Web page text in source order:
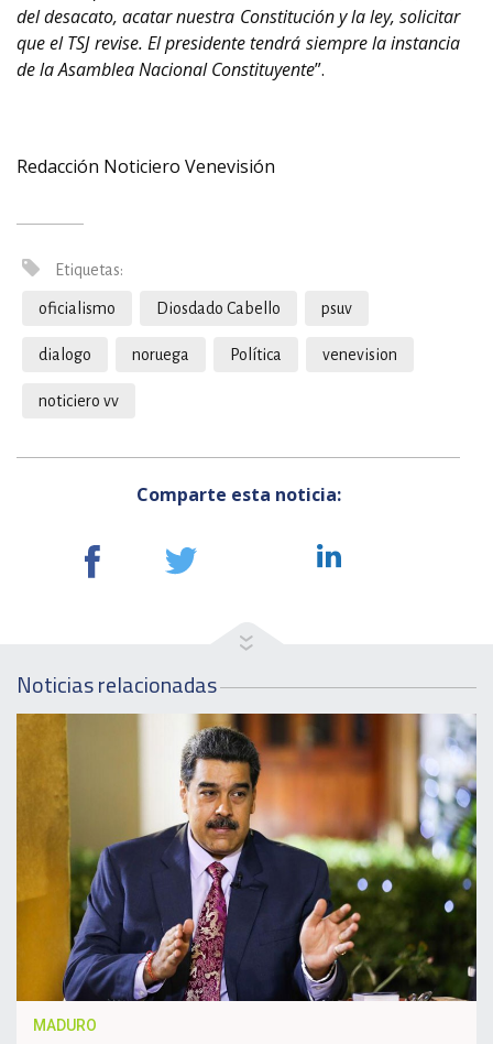
del desacato, acatar nuestra Constitución y la ley, solicitar
que el TSJ revise. El presidente tendrá siempre la instancia
de la Asamblea Nacional Constituyente”.
Redacción Noticiero Venevisión
Etiquetas:
oficialismo Diosdado Cabello psuv
dialogo noruega Política venevision
noticiero vv
Comparte esta noticia:
Noticias relacionadas
MADURO